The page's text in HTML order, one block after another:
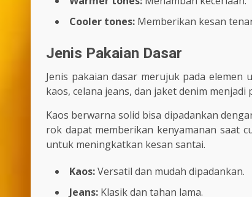
Cooler tones: Memberikan kesan
Jenis Pakaian Dasar
Jenis pakaian dasar merujuk pada elemen
kaos, celana jeans, dan jaket denim menjadi
Kaos berwarna solid bisa dipadankan
rok dapat memberikan kenyamanan saat
untuk meningkatkan kesan santai.
Kaos:Versatil dan mudah dipadankan.
Jeans: Klasik dan tahan lama.